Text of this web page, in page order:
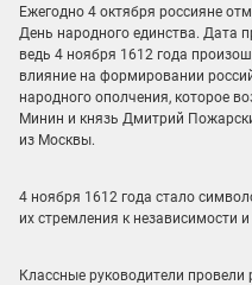
Ежегодно 4 октября россияне
День народного единства. Дата
ведь 4 ноября 1612 года
влияние на формировании
народного ополчения, которое
Минин и князь Дмитрий
из Москвы.
4 ноября 1612 года стало
их стремления к независимости
Классные руководители